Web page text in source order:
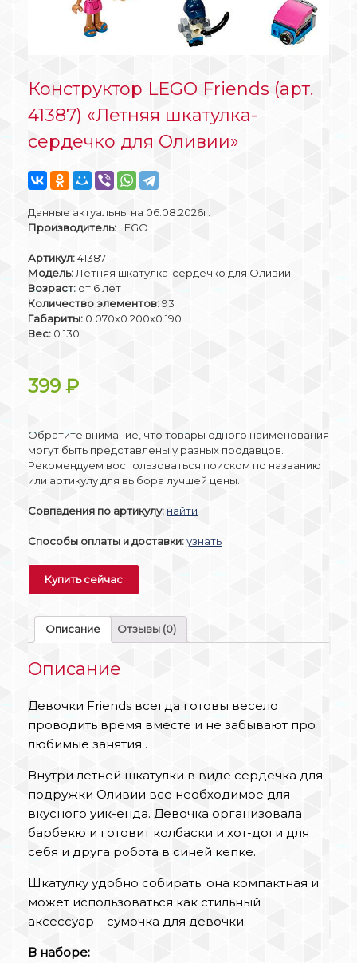
Конструктор LEGO Friends (арт.
41387) «Летняя шкатулка-
сердечко для Оливии»
Данные актуальны на 06.08.2026г.
Производитель: LEGO
Артикул:41387
Модель: Летняя шкатулка-сердечко для Оливии
Возраст: от 6 лет
Количество элементов:93
Габариты: 0.070x0.200x0.190
Вес: 0.130
399 ₽
Обратите внимание, что товары одного наименования
могут быть представлены у разных продавцов.
Рекомендуем воспользоваться поиском по названию
или артикулу для выбора лучшей цены.
Совпадения по артикулу: найти
Способы оплаты и доставки:узнать
Купить сейчас
Описание Отзывы (0)
Описание
Девочки Friends всегда готовы весело
проводить время вместе и не забывают про
любимые занятия .
Внутри летней шкатулки в виде сердечка для
подружки Оливии все необходимое для
вкусного уик-енда. Девочка организовала
барбекю и готовит колбаски и хот-доги для
себя и друга робота в синей кепке.
Шкатулку удобно собирать. она компактная и
может использоваться как стильный
аксессуар – сумочка для девочки.
В наборе: